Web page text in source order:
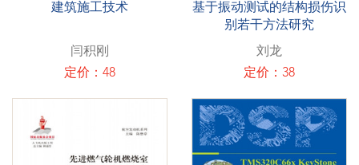
建筑施工技术
闫积刚
定价：48
基于振动测试的结构损伤识
别若干方法研究
刘龙
定价：38